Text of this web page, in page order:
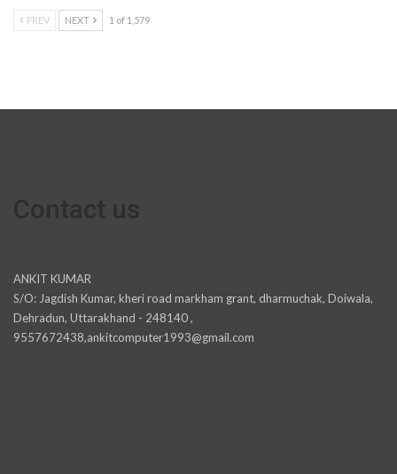
PREV NEXT 1 of 1,579
ANKIT KUMAR
S/O: Jagdish Kumar, kheri road markham grant, dharmuchak, Doiwala,
Dehradun, Uttarakhand - 248140 ,
9557672438,ankitcomputer1993@gmail.com